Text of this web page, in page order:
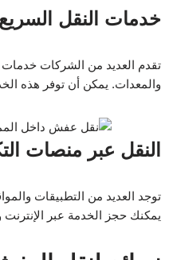
خدمات النقل السريع
تقدم العديد من الشركات خدمات
والمعدات. يمكن أن توفر هذه
النقل عبر منصات
توجد العديد من التطبيقات
يمكنك حجز الخدمة عبر